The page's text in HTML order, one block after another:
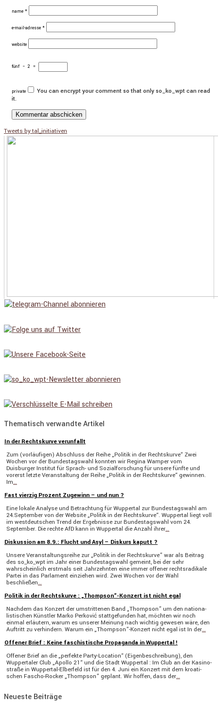
name *
e-mail-adresse *
website
fünf − 2 =
private
You can encrypt your comment so that only so_ko_wpt can read
it.
Tweets by tal_initiativen
Thematisch verwandte Artikel
In der Rechtskurve verunfallt
Zum (vorläu­figen) Abschluss der Reihe „Politik in der Rechts­kurve“ Zwei
Wochen vor der Bundes­tags­wahl konnten wir Regina Wamper vom
Duisburger Institut für Sprach- und Sozial­for­schung für unsere fünfte und
vorerst letzte Veran­stal­tung der Reihe „Politik in der Rechts­kurve“ gewinnen.
Im…
Fast vierzig Prozent Zugewinn – und nun ?
Eine lokale Analyse und Betrach­tung für Wuppertal zur Bundes­tags­wahl am
24.September von der Website „Politik in der Rechts­kurve“. Wuppertal liegt voll
im westdeut­schen Trend der Ergeb­nisse zur Bundes­tags­wahl vom 24.
September. Die rechte AfD kann in Wuppertal die Anzahl ihrer…
Diskussion am 8.9.: Flucht und Asyl – Diskurs kaputt ?
Unsere Veran­stal­tungs­reihe zur „Politik in der Rechts­kurve” war als Beitrag
des so_ko_wpt im Jahr einer Bundes­tags­wahl gemeint, bei der sehr
wahrschein­lich erstmals seit Jahrzehnten eine immer offener rechts­ra­di­kale
Partei in das Parla­ment einziehen wird. Zwei Wochen vor der Wahl
beschließen…
Politik in der Rechtskurve : „Thompson“-Konzert ist nicht egal
Nachdem das Konzert der umstrit­tenen Band „Thompson” um den natio­na­
lis­ti­schen Künstler Marko Perković statt­ge­funden hat, möchten wir noch
einmal erläu­tern, warum es unserer Meinung nach wichtig gewesen wäre, den
Auftritt zu verhin­dern. Warum ein „Thompson”-Konzert nicht egal ist In der…
Offener Brief : Keine faschistische Propaganda in Wuppertal !
Offener Brief an die „perfekte Party-Location“ (Eigen­be­schrei­bung), den
Wupper­taler Club „Apollo 21“ und die Stadt Wuppertal : Im Club an der Kasino­
straße in Wuppertal-Elber­­feld ist für den 4. Juni ein Konzert mit dem kroati­
schen Fascho-Rocker „Thompson” geplant. Wir hoffen, dass der…
Neueste Beiträge